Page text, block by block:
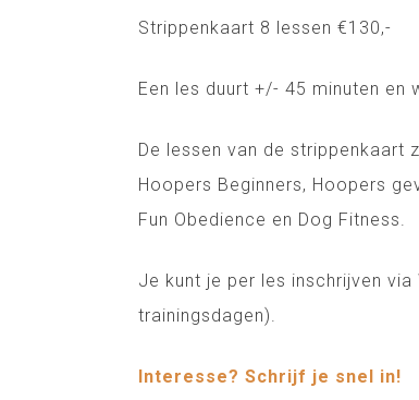
Strippenkaart 8 lessen €130,-
Een les duurt +/- 45 minuten en
De lessen van de strippenkaart
Hoopers Beginners, Hoopers
Fun Obedience en Dog Fitness.
Je kunt je per les inschrijven
trainingsdagen).
Interesse? Schrijf je snel in!